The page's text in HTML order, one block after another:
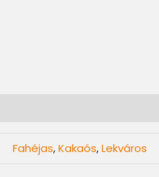
Fahéjas,Kakaós,Lekváros